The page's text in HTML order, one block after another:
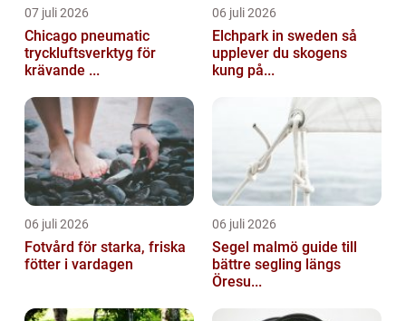
07 juli 2026
Chicago pneumatic
tryckluftsverktyg för
krävande ...
06 juli 2026
Elchpark in sweden så
upplever du skogens
kung på...
06 juli 2026
Fotvård för starka, friska
fötter i vardagen
06 juli 2026
Segel malmö guide till
bättre segling längs
Öresu...